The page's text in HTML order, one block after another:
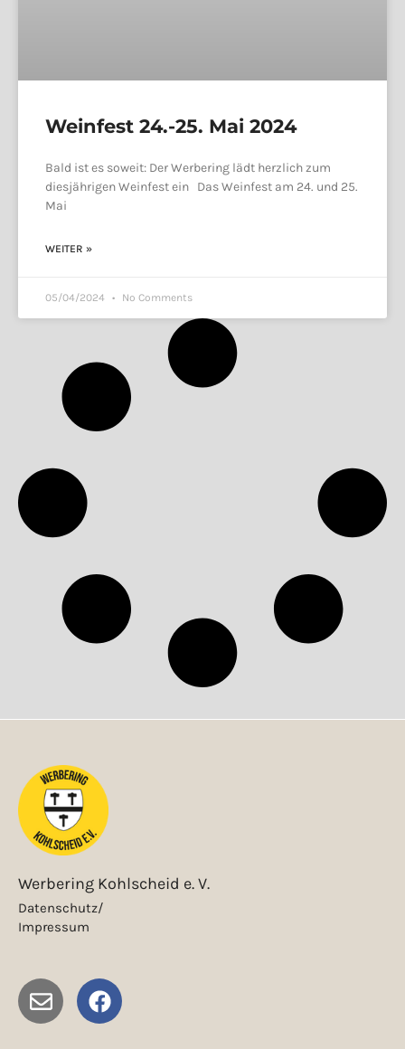
Weinfest 24.-25. Mai 2024
Bald ist es soweit: Der Werbering lädt herzlich zum
diesjährigen Weinfest ein Das Weinfest am 24. und 25.
Mai
WEITER »
05/04/2024 No Comments
Werbering Kohlscheid e. V.
Datenschutz/
Impressum
E
n
F
a